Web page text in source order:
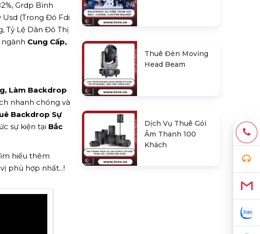
Grdp Bình
Usd (Trong Đó Fdi
Tỷ Lệ Dân Đô Thị
ngành Cung Cấp,
Làm Backdrop
nhanh chóng và
Backdrop Sự
sự kiện tại Bắc
hiểu thêm
phù hợp nhất...!
Thuê Đèn Moving
Head Beam
Dịch Vụ Thuê Gói
Âm Thanh 100
Khách